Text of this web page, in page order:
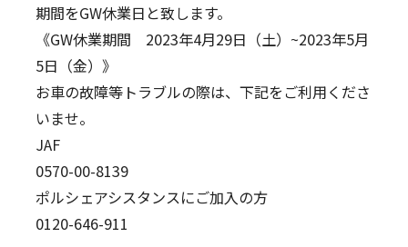
期間をGW休業日と致します。
《GW休業期間 2023年4月29日（土）~2023年5月
5日（金）》
お車の故障等トラブルの際は、下記をご利用くださ
いませ。
JAF
0570-00-8139
ポルシェアシスタンスにご加入の方
0120-646-911
アデルレポート
アデル・コレクションギャラリー
SDGsの取り組み
新卒採用
お知らせ
お問い合わせ